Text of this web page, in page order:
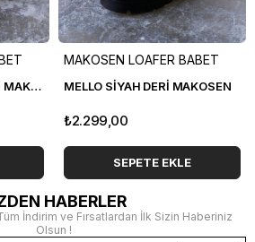
MELLO LACİVERT SÜET MAKOSEN
MAKOSEN LOAFER BABET
MELLO SİYAH DERİ MAKOSEN
₺2.299,00
SEPETE EKLE
HABERLER
İndirim ve Fırsatlardan İlk Sizin Haberiniz
Olsun !